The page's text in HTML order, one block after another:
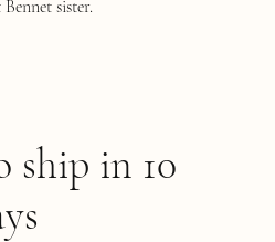
sister.
ship in 10